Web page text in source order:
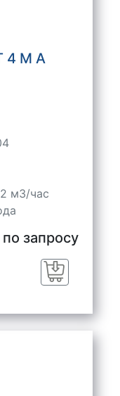
4 M A
м3/час
по запросу
Заказать